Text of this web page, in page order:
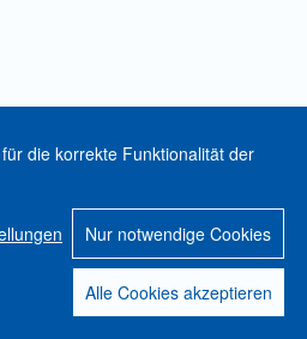
die korrekte Funktionalität der
Nur notwendige Cookies
Alle Cookies akzeptieren